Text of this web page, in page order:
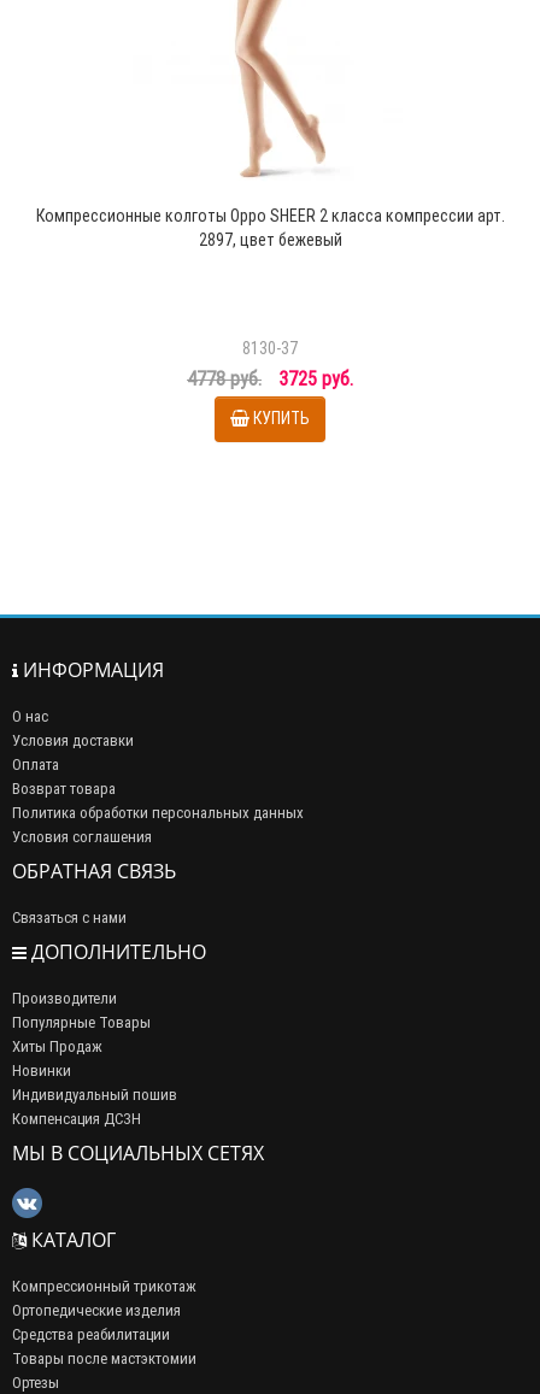
Компрессионные колготы Oppo SHEER 2 класса компрессии арт.
2897, цвет бежевый
8130-37
4778 руб. 3725 руб.
КУПИТЬ
ИНФОРМАЦИЯ
О нас
Условия доставки
Оплата
Возврат товара
Политика обработки персональных данных
Условия соглашения
ОБРАТНАЯ СВЯЗЬ
Связаться с нами
ДОПОЛНИТЕЛЬНО
Производители
Популярные Товары
Хиты Продаж
Новинки
Индивидуальный пошив
Компенсация ДСЗН
МЫ В СОЦИАЛЬНЫХ СЕТЯХ
КАТАЛОГ
Компрессионный трикотаж
Ортопедические изделия
Средства реабилитации
Товары после мастэктомии
Ортезы